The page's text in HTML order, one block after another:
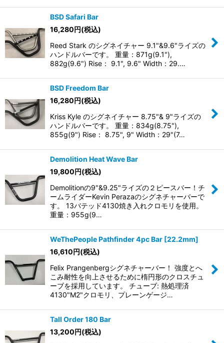
BSD Safari Bar
16,280円(税込)
Reed Stark のシグネイチャー 9.1"&9.6"ライズの
ハンドルバーです。 重量：871g(9.1"),
882g(9.6") Rise： 9.1", 9.6" Width：29.…
BSD Freedom Bar
16,280円(税込)
Kriss Kyle のシグネイチャー 8.75"& 9"ライズの
ハンドルバーです。 重量：834g(8.75"),
855g(9") Rise： 8.75", 9" Width：29"(7…
Demolition Heat Wave Bar
19,800円(税込)
Demolitionの9"&9.25"ライズの２ピースバー！チ
ームライダーKevin Perazaのシグネチャーバーで
す。 13バテッド4130焼き入れクロモリを使用。
重量：955g(9…
WeThePeople Pathfinder 4pc Bar [22.2mm]
16,610円(税込)
Felix Prangenbergシグネチャーバー！ 強度とへ
こみ耐性を向上させるために楕円形のクロスチュ
ーブを採用しています。 チューブ: 熱処理済
4130"M2"クロモリ、プレーンゲージ…
Tall Order 180 Bar
13,200円(税込)